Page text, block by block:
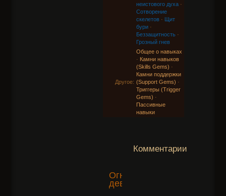
неистового духа ·
Сотворение
скелетов · Щит
бури ·
Беззащитность ·
Грозный гнев
Другое:
Общее о навыках
· Камни навыков
(Skills Gems) ·
Камни поддержки
(Support Gems) ·
Триггеры (Trigger
Gems) ·
Пассивные
навыки
Комментарии
Огненная
дева